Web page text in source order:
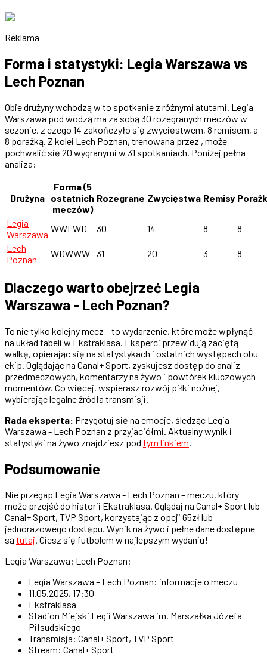
Reklama
Forma i statystyki: Legia Warszawa vs
Lech Poznan
Obie drużyny wchodzą w to spotkanie z różnymi atutami. Legia
Warszawa pod wodzą ma za sobą 30 rozegranych meczów w
sezonie, z czego 14 zakończyło się zwycięstwem, 8 remisem, a
8 porażką. Z kolei Lech Poznan, trenowana przez , może
pochwalić się 20 wygranymi w 31 spotkaniach. Poniżej pełna
analiza:
Drużyna
Forma (5
ostatnich
meczów)
Rozegrane Zwycięstwa Remisy
Legia
Warszawa
WWLWD 30 14 8
8
Lech
Poznan
WDWWW 31 20 3 8
Dlaczego warto obejrzeć Legia
Warszawa - Lech Poznan?
To nie tylko kolejny mecz – to wydarzenie, które może wpłynąć
na układ tabeli w Ekstraklasa. Eksperci przewidują zaciętą
walkę, opierając się na statystykach i ostatnich występach obu
ekip. Oglądając na Canal+ Sport, zyskujesz dostęp do analiz
przedmeczowych, komentarzy na żywo i powtórek kluczowych
momentów. Co więcej, wspierasz rozwój piłki nożnej,
wybierając legalne źródła transmisji.
Rada eksperta: Przygotuj się na emocje, śledząc Legia
Warszawa - Lech Poznan z przyjaciółmi. Aktualny wynik i
statystyki na żywo znajdziesz pod tym linkiem
Podsumowanie
Nie przegap Legia Warszawa - Lech Poznan – meczu, który
może przejść do historii Ekstraklasa. Oglądaj na Canal+ Sport lub
Canal+ Sport, TVP Sport, korzystając z opcji 65zł lub
jednorazowego dostępu. Wynik na żywo i pełne dane dostępne
sątutaj. Ciesz się futbolem w najlepszym wydaniu!
Legia Warszawa: Lech Poznan:
Legia Warszawa – Lech Poznan: informacje o meczu
11.05.2025, 17:30
Ekstraklasa
Stadion Miejski Legii Warszawa im. Marszałka Józefa
Piłsudskiego
Transmisja: Canal+ Sport, TVP Sport
Stream: Canal+ Sport